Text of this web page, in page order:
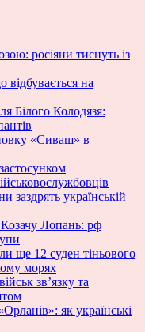
росіяни тиснуть із
на
Білого Колодязя:
«Сиваш» в
заздрять українській
Лопань: рф
ще 12 суден тіньового
морях
зв’язку та
як українські